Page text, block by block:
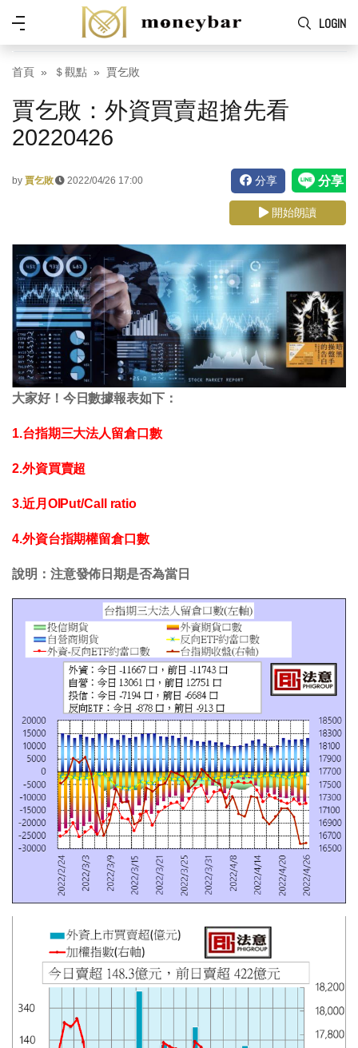
Skip to main content
LOGIN
功
能
表
首頁 ＄觀點 賈乞敗
賈乞敗：外資買賣超搶先看
20220426
by 賈乞敗 2022/04/26 17:00 分享
開始朗讀
大家好！今日數據報表如下：
1.台指期三大法人留倉口數
2.外資買賣超
3.近月OIPut/Call ratio
4.外資台指期權留倉口數
說明：注意發佈日期是否為當日